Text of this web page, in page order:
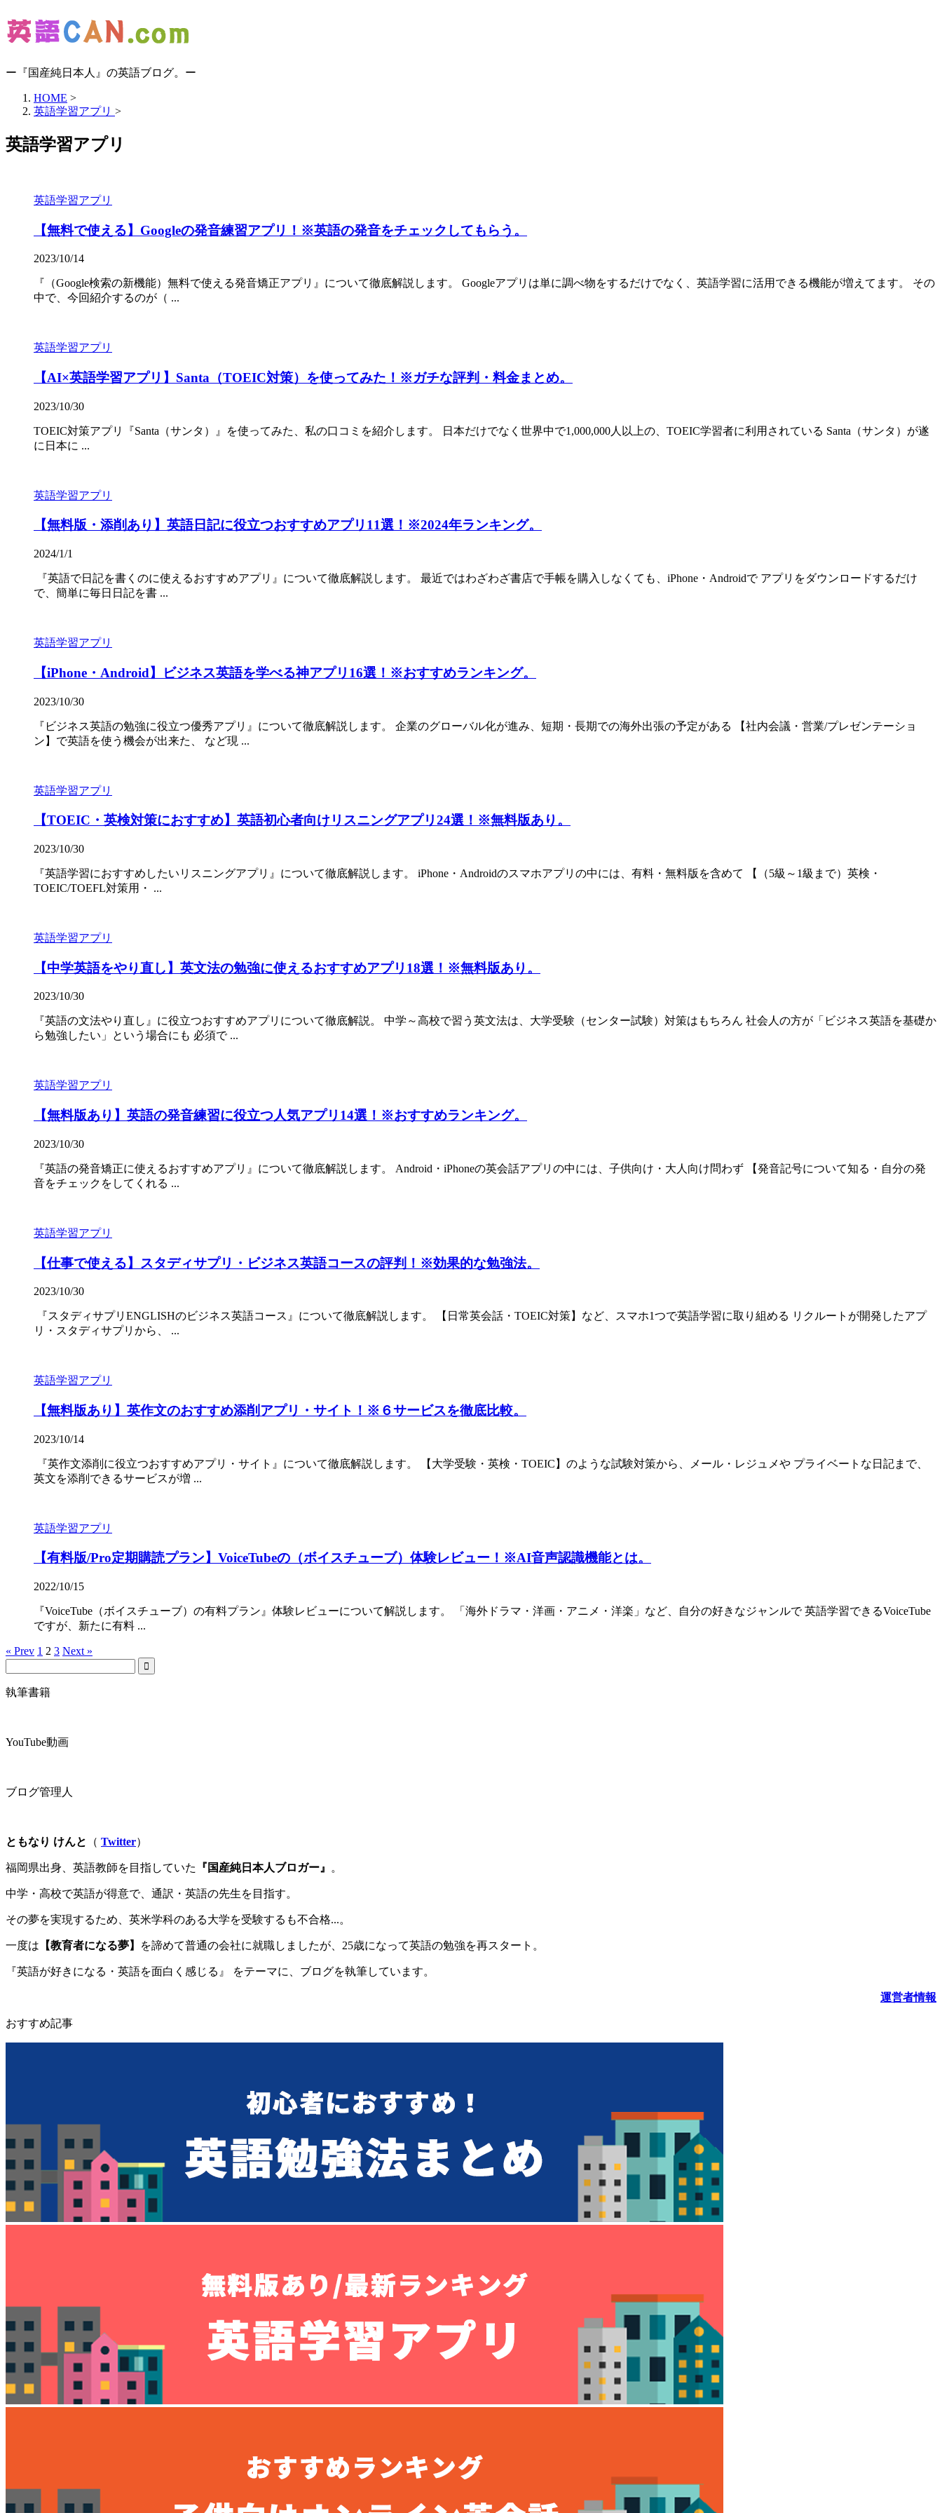
ー『国産純日本人』の英語ブログ。ー
HOME >
英語学習アプリ >
英語学習アプリ
英語学習アプリ
【無料で使える】Googleの発音練習アプリ！※英語の発音をチェックしてもらう。
2023/10/14
『（Google検索の新機能）無料で使える発音矯正アプリ』について徹底解説します。 Googleアプリは単に調べ物をするだけでなく、英語学習に活用できる機能が増えてます。 その
中で、今回紹介するのが（ ...
英語学習アプリ
【AI×英語学習アプリ】Santa（TOEIC対策）を使ってみた！※ガチな評判・料金まとめ。
2023/10/30
TOEIC対策アプリ『Santa（サンタ）』を使ってみた、私の口コミを紹介します。 日本だけでなく世界中で1,000,000人以上の、TOEIC学習者に利用されている Santa（サンタ）が遂
に日本に ...
英語学習アプリ
【無料版・添削あり】英語日記に役立つおすすめアプリ11選！※2024年ランキング。
2024/1/1
『英語で日記を書くのに使えるおすすめアプリ』について徹底解説します。 最近ではわざわざ書店で手帳を購入しなくても、iPhone・Androidで アプリをダウンロードするだけ
で、簡単に毎日日記を書 ...
英語学習アプリ
【iPhone・Android】ビジネス英語を学べる神アプリ16選！※おすすめランキング。
2023/10/30
『ビジネス英語の勉強に役立つ優秀アプリ』について徹底解説します。 企業のグローバル化が進み、短期・長期での海外出張の予定がある 【社内会議・営業/プレゼンテーショ
ン】で英語を使う機会が出来た、 など現 ...
英語学習アプリ
【TOEIC・英検対策におすすめ】英語初心者向けリスニングアプリ24選！※無料版あり。
2023/10/30
『英語学習におすすめしたいリスニングアプリ』について徹底解説します。 iPhone・Androidのスマホアプリの中には、有料・無料版を含めて 【（5級～1級まで）英検・
TOEIC/TOEFL対策用・ ...
英語学習アプリ
【中学英語をやり直し】英文法の勉強に使えるおすすめアプリ18選！※無料版あり。
2023/10/30
『英語の文法やり直し』に役立つおすすめアプリについて徹底解説。 中学～高校で習う英文法は、大学受験（センター試験）対策はもちろん 社会人の方が「ビジネス英語を基礎か
ら勉強したい」という場合にも 必須で ...
英語学習アプリ
【無料版あり】英語の発音練習に役立つ人気アプリ14選！※おすすめランキング。
2023/10/30
『英語の発音矯正に使えるおすすめアプリ』について徹底解説します。 Android・iPhoneの英会話アプリの中には、子供向け・大人向け問わず 【発音記号について知る・自分の発
音をチェックをしてくれる ...
英語学習アプリ
【仕事で使える】スタディサプリ・ビジネス英語コースの評判！※効果的な勉強法。
2023/10/30
『スタディサプリENGLISHのビジネス英語コース』について徹底解説します。 【日常英会話・TOEIC対策】など、スマホ1つで英語学習に取り組める リクルートが開発したアプ
リ・スタディサプリから、 ...
英語学習アプリ
【無料版あり】英作文のおすすめ添削アプリ・サイト！※６サービスを徹底比較。
2023/10/14
『英作文添削に役立つおすすめアプリ・サイト』について徹底解説します。 【大学受験・英検・TOEIC】のような試験対策から、メール・レジュメや プライベートな日記まで、
英文を添削できるサービスが増 ...
英語学習アプリ
【有料版/Pro定期購読プラン】VoiceTubeの（ボイスチューブ）体験レビュー！※AI音声認識機能とは。
2022/10/15
『VoiceTube（ボイスチューブ）の有料プラン』体験レビューについて解説します。 「海外ドラマ・洋画・アニメ・洋楽」など、自分の好きなジャンルで 英語学習できるVoiceTube
ですが、新たに有料 ...
« Prev 1 2 3 Next »
執筆書籍
YouTube動画
ブログ管理人
ともなり けんと （ Twitter）
福岡県出身、英語教師を目指していた 『国産純日本人ブロガー』 。
中学・高校で英語が得意で、通訳・英語の先生を目指す。
その夢を実現するため、 英米学科のある大学を受験するも不合格...。
一度は 【教育者になる夢】 を諦めて普通の会社に就職しましたが、25歳になって英語の勉強を再スタート。
『英語が好きになる・英語を面白く感じる』 をテーマに、ブログを執筆しています。
運営者情報
おすすめ記事